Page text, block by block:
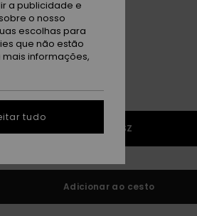
adapt Blue S1 S3
1SZ
Adicionar ao cesto
a publicidade e
o nosso
escolhas para
que não estão
informações,
tudo